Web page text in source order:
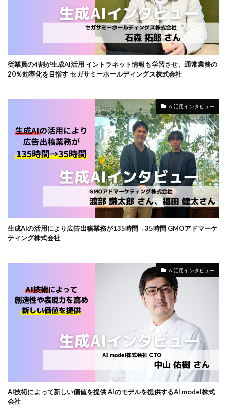
従業員の4割が生成AI活用 イントラネット情報も学習させ、通常業務の
20％効率化を目指す セガサミーホールディングス株式会社
AI活用インタビュー
生成AIの活用により広告出稿業務が135時間→35時間 GMOアドマーケ
ティング株式会社
AI活用インタビュー
AI技術によって新しい価値を提供 AIのモデルを提供するAI model株式
会社